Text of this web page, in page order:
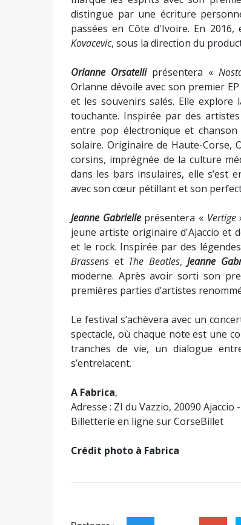
Adresse : ZI du Vazzio, 20090 Ajaccio -
Billetterie en ligne sur CorseBillet
Partager :
Suivez-nous sur Facebook
Suivez-nous sur YouTube